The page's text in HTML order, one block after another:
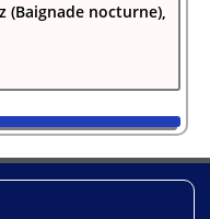
(Baignade nocturne),